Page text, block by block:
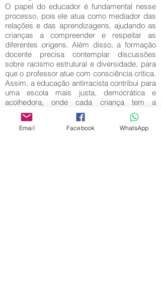
O papel do educador é fundamental nesse
processo, pois ele atua como mediador das
relações e das aprendizagens, ajudando as
crianças a compreender e respeitar as
diferentes origens. Além disso, a formação
docente precisa contemplar discussões
sobre racismo estrutural e diversidade, para
que o professor atue com consciência crítica.
Assim, a educação antirracista contribui para
uma escola mais justa, democrática e
acolhedora, onde cada criança tem a
oportunidade de se reconhecer e ser
valorizada por sua história e identidade.
Email Facebook WhatsApp